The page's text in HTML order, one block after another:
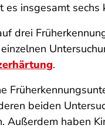
insgesamt
drei
.
beiden
haben